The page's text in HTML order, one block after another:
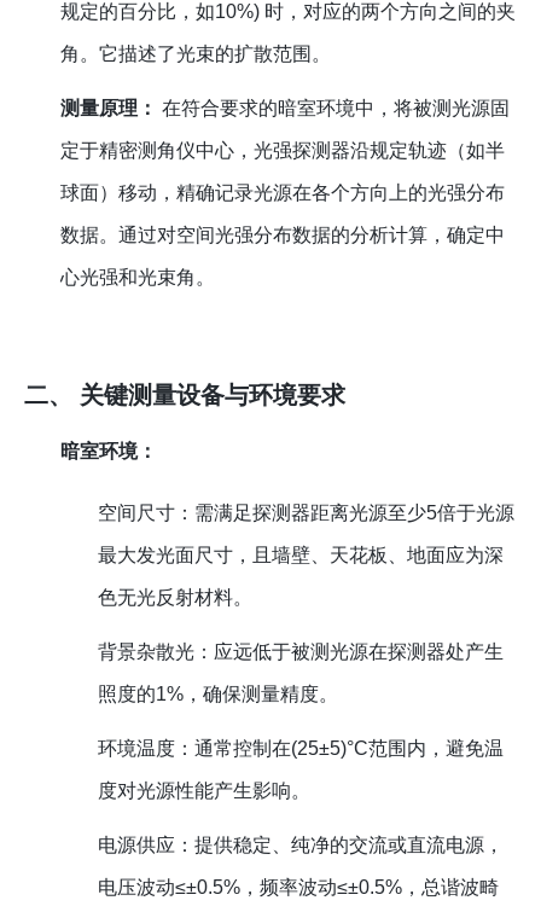
规定的百分比，如10%) 时，对应的两个方向之间的夹
角。它描述了光束的扩散范围。
测量原理： 在符合要求的暗室环境中，将被测光源固
定于精密测角仪中心，光强探测器沿规定轨迹（如半
球面）移动，精确记录光源在各个方向上的光强分布
数据。通过对空间光强分布数据的分析计算，确定中
心光强和光束角。
二、 关键测量设备与环境要求
暗室环境：
空间尺寸：需满足探测器距离光源至少5倍于光源
最大发光面尺寸，且墙壁、天花板、地面应为深
色无光反射材料。
背景杂散光：应远低于被测光源在探测器处产生
照度的1%，确保测量精度。
环境温度：通常控制在(25±5)°C范围内，避免温
度对光源性能产生影响。
电源供应：提供稳定、纯净的交流或直流电源，
电压波动≤±0.5%，频率波动≤±0.5%，总谐波畸